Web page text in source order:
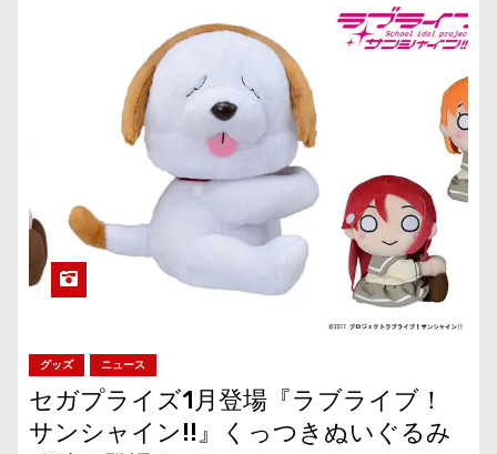
グッズ ニュース
セガプライズ1月登場『ラブライブ！
サンシャイン!!』くっつきぬいぐるみ